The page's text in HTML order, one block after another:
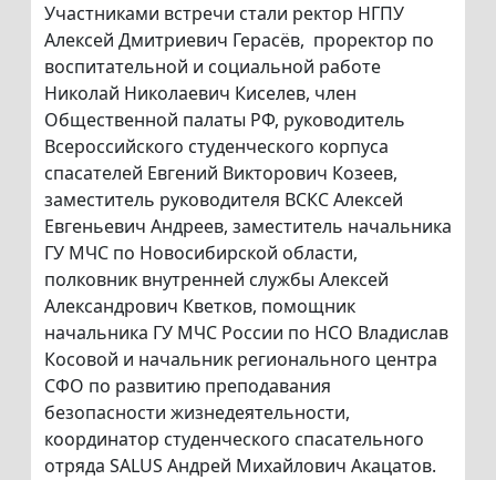
Участниками встречи стали ректор НГПУ
Алексей Дмитриевич Герасёв, проректор по
воспитательной и социальной работе
Николай Николаевич Киселев, член
Общественной палаты РФ, руководитель
Всероссийского студенческого корпуса
спасателей Евгений Викторович Козеев,
заместитель руководителя ВСКС Алексей
Евгеньевич Андреев, заместитель начальника
ГУ МЧС по Новосибирской области,
полковник внутренней службы Алексей
Александрович Кветков, помощник
начальника ГУ МЧС России по НСО Владислав
Косовой и начальник регионального центра
СФО по развитию преподавания
безопасности жизнедеятельности,
координатор студенческого спасательного
отряда SALUS Андрей Михайлович Акацатов.